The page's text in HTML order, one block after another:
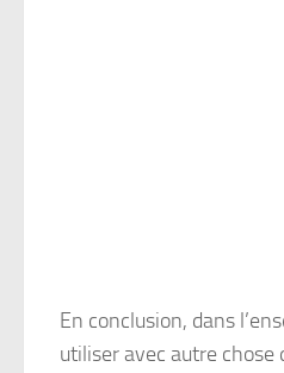
En conclusion, dans
utiliser avec autre chose